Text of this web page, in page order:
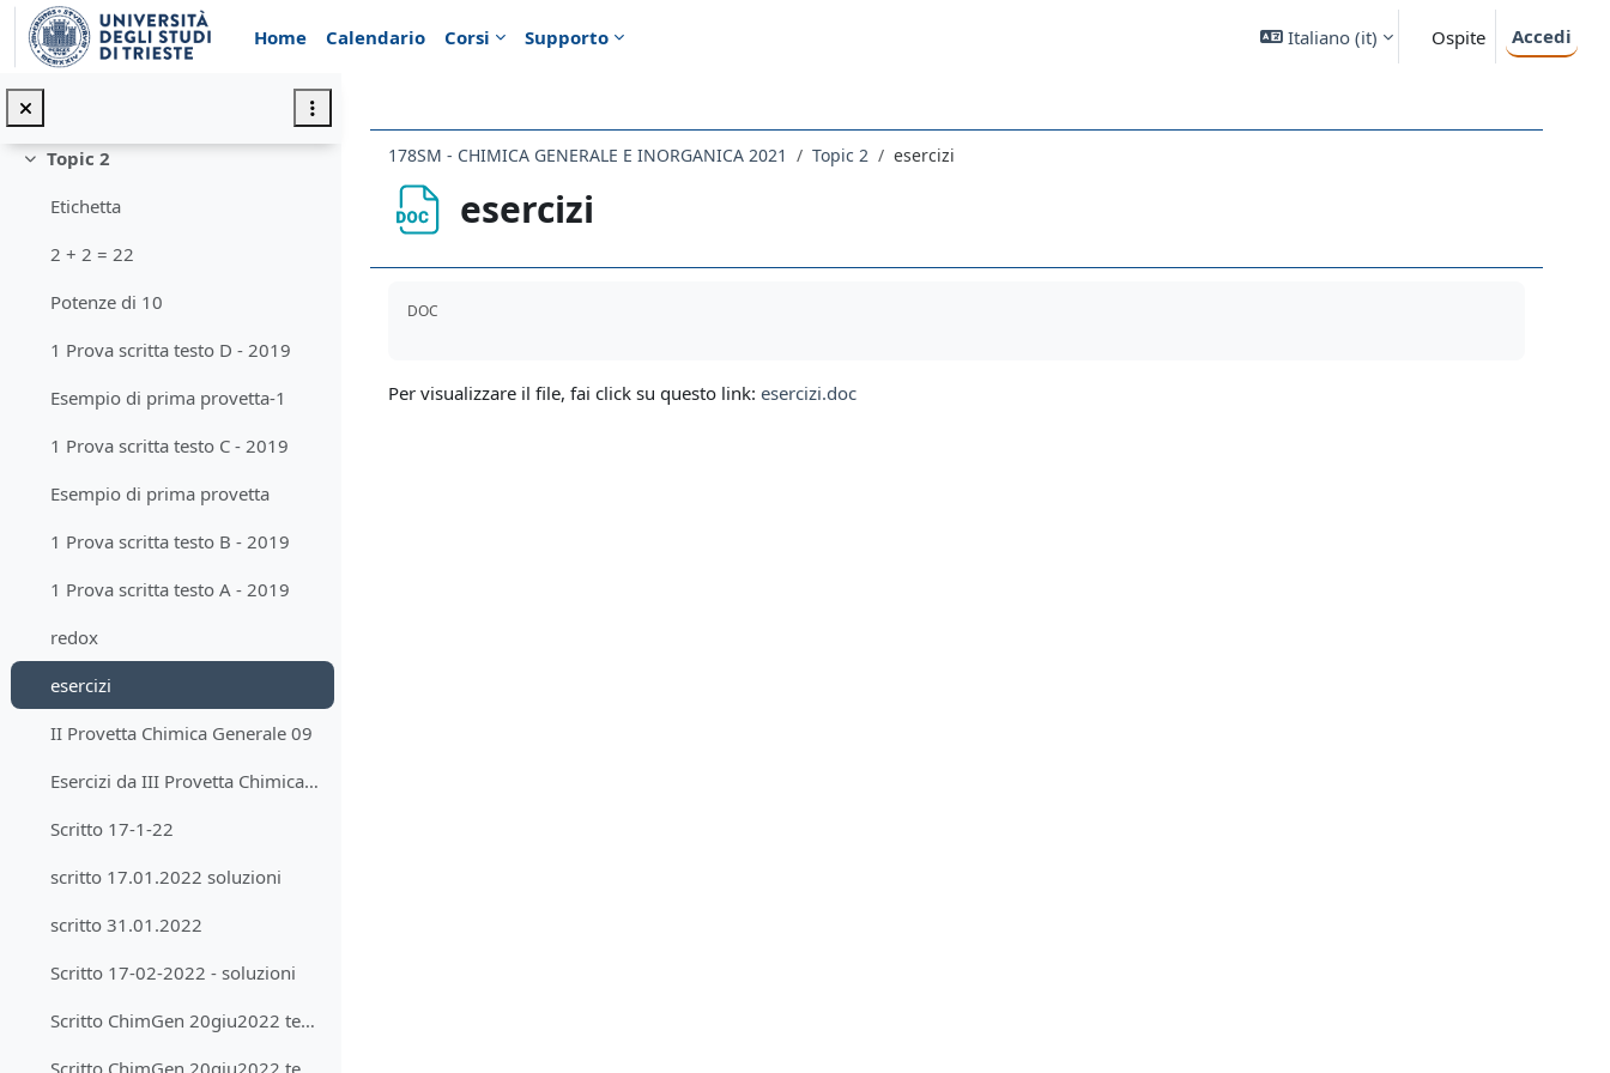
Vai al contenuto principale
Home
Calendario Corsi Supporto Italiano ‎(it)‎ Ospite Accedi
Lezioni 25-26 2021 acidi e basi
Minimizza
Topic 2
Etichetta
2 + 2 = 22
Potenze di 10
1 Prova scritta testo D - 2019
Esempio di prima provetta-1
1 Prova scritta testo C - 2019
Esempio di prima provetta
1 Prova scritta testo B - 2019
1 Prova scritta testo A - 2019
redox
esercizi
II Provetta Chimica Generale 09
Esercizi da III Provetta Chimica Generale
Scritto 17-1-22
scritto 17.01.2022 soluzioni
scritto 31.01.2022
Scritto 17-02-2022 - soluzioni
Scritto ChimGen 20giu2022 testoB soluzioni
178SM - CHIMICA GENERALE E INORGANICA 2021 Topic 2 esercizi
esercizi
DOC
Per visualizzare il file, fai click su questo link: esercizi.doc